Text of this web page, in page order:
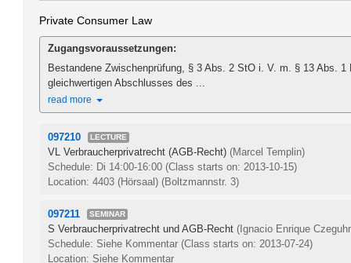
Private Consumer Law
Zugangsvoraussetzungen:
Bestandene Zwischenprüfung, § 3 Abs. 2 StO i. V. m. § 13 Abs. 1
gleichwertigen Abschlusses des ...
read more
097210 LECTURE
VL Verbraucherprivatrecht (AGB-Recht) (Marcel Templin)
Schedule: Di 14:00-16:00 (Class starts on: 2013-10-15)
Location: 4403 (Hörsaal) (Boltzmannstr. 3)
097211 SEMINAR
S Verbraucherprivatrecht und AGB-Recht (Ignacio Enrique
Schedule: Siehe Kommentar (Class starts on: 2013-07-24)
Location: Siehe Kommentar